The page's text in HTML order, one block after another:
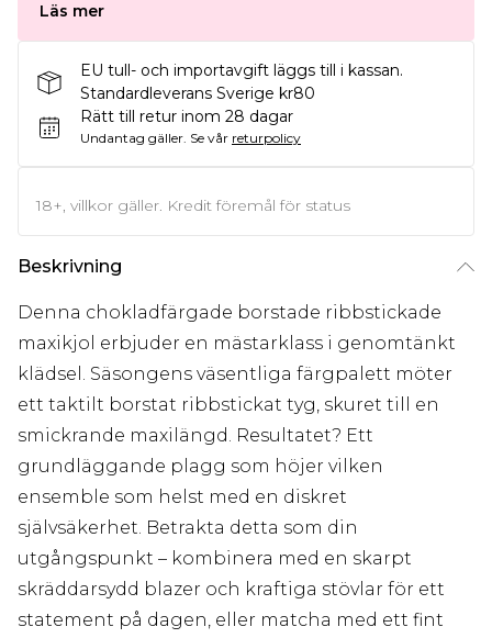
Läs mer
EU tull- och importavgift läggs till i kassan.
Standardleverans Sverige kr80
Rätt till retur inom 28 dagar
Undantag gäller. Se vår returpolicy
18+, villkor gäller. Kredit föremål för status
Beskrivning
Denna chokladfärgade borstade ribbstickade
maxikjol erbjuder en mästarklass i genomtänkt
klädsel. Säsongens väsentliga färgpalett möter
ett taktilt borstat ribbstickat tyg, skuret till en
smickrande maxilängd. Resultatet? Ett
grundläggande plagg som höjer vilken
ensemble som helst med en diskret
självsäkerhet. Betrakta detta som din
utgångspunkt – kombinera med en skarpt
skräddarsydd blazer och kraftiga stövlar för ett
statement på dagen, eller matcha med ett fint